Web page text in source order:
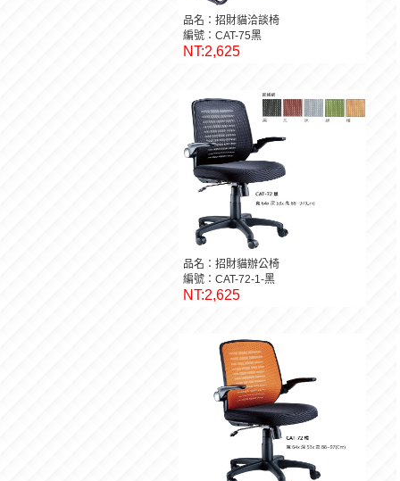
品名：招財貓洽談椅
編號：CAT-75黑
NT:2,625
品名：招財貓辦公椅
編號：CAT-72-1-黑
NT:2,625